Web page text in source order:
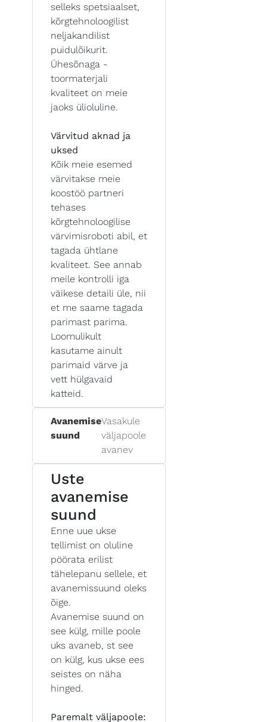
selleks spetsiaalset,
kõrgtehnoloogilist
neljakandilist
puidulõikurit.
Ühesõnaga -
toormaterjali
kvaliteet on meie
jaoks ülioluline.
Värvitud aknad ja
uksed
Kõik meie esemed
värvitakse meie
koostöö partneri
tehases
kõrgtehnoloogilise
värvimisroboti abil, et
tagada ühtlane
kvaliteet. See annab
meile kontrolli iga
väikese detaili üle, nii
et me saame tagada
parimast parima.
Loomulikult
kasutame ainult
parimaid värve ja
vett hülgavaid
katteid.
Avanemise
suund
Vasakule
väljapoole
avanev
Uste
avanemise
suund
Enne uue ukse
tellimist on oluline
pöörata erilist
tähelepanu sellele, et
avanemissuund oleks
õige.
Avanemise suund on
see külg, mille poole
uks avaneb, st see
on külg, kus ukse ees
seistes on näha
hinged.
Paremalt väljapoole: